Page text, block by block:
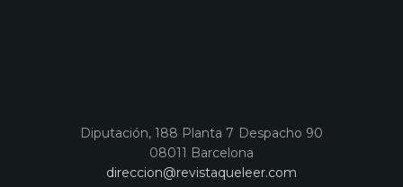
Diputación, 188 Planta 7 Despacho 90
08011 Barcelona
direccion@revistaqueleer.com